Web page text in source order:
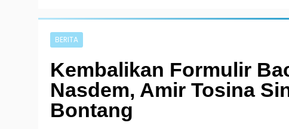
BERITA
Kembalikan Formulir
Nasdem, Amir Tosina
Bontang